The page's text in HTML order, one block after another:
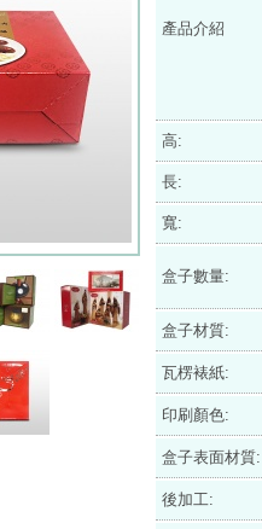
產品介紹
高:
長:
寬:
盒子數量:
盒子材質:
瓦楞裱紙:
印刷顏色:
盒子表面材質:
後加工: